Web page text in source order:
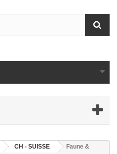
CH - SUISSE
Faune &